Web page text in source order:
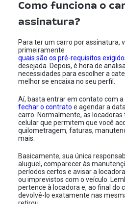
Como funciona o
assinatura?
Para ter um carro por assinatura,
primeiramente
quais são os pré-requisitos
desejada. Depois, é hora de
necessidades para escolher a
melhor se encaixa no seu perfil.
Aí, basta entrar em contato com a
fechar o contrato e agendar a
carro. Normalmente, as
celular que permitem que você
quilometragem, faturas,
mais.
Basicamente, sua única
aluguel, comparecer às
períodos certos e avisar a
ou imprevistos com o veículo.
pertence à locadora e, ao final do
devolvê-lo exatamente nas